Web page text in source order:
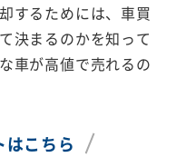
するためには、車買
決まるのかを知って
車が高値で売れるの
はこちら